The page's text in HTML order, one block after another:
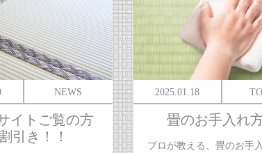
NEWS
イトご覧の方
引き！！
2025.01.18
畳のお手入れ
プロが教える、畳のお手